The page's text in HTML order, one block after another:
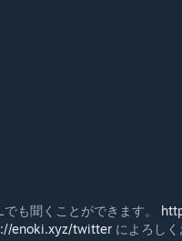
も聞くことができます。
enoki.xyz/twitter によろしく